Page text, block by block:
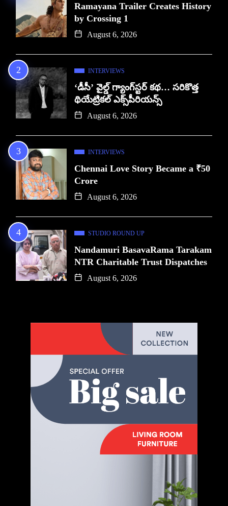
Ramayana Trailer Creates History
by Crossing 1
August 6, 2026
INTERVIEWS
‘డీసీ’ వైల్డ్ గ్యాంగ్‌స్టర్ కథ… సరికొత్త
థియేట్రికల్ ఎక్స్‌పీరియన్స్
August 6, 2026
INTERVIEWS
Chennai Love Story Became a ₹50
Crore
August 6, 2026
STUDIO ROUND UP
Nandamuri BasavaRama Tarakam
NTR Charitable Trust Dispatches
August 6, 2026